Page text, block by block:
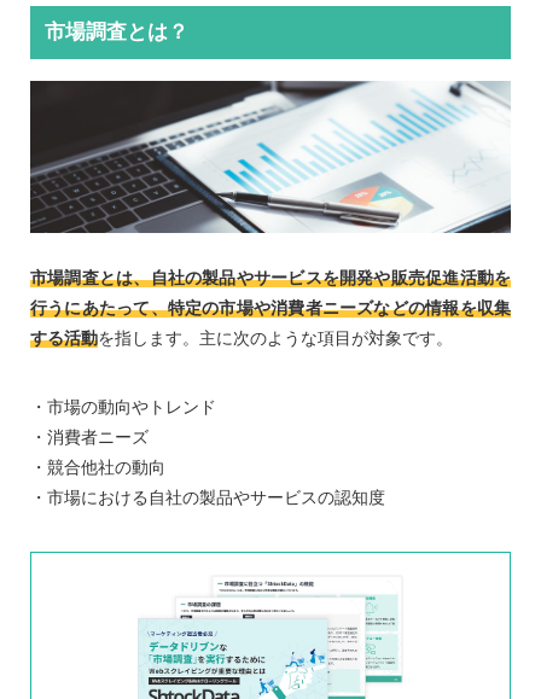
市場調査とは？
市場調査とは、自社の製品やサービスを開発や販売促進活動を
行うにあたって、特定の市場や消費者ニーズなどの情報を収集
する活動を指します。主に次のような項目が対象です。
・市場の動向やトレンド
・消費者ニーズ
・競合他社の動向
・市場における自社の製品やサービスの認知度